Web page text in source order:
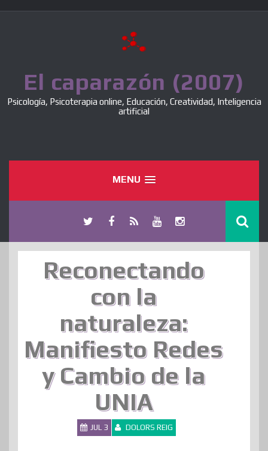
El caparazón (2007)
Psicología, Psicoterapia online, Educación, Creatividad, Inteligencia
artificial
MENU
Reconectando
con la
naturaleza:
Manifiesto Redes
y Cambio de la
UNIA
JUL 3 DOLORS REIG